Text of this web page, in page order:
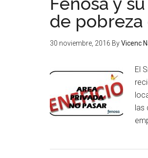
de
30 noviembre, 2016 ByVicenc
El
las